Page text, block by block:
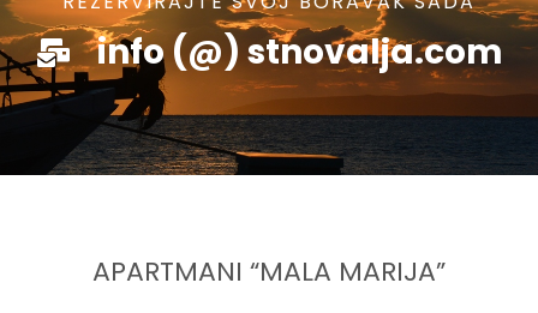
info (@) stnovalja.com
APARTMANI “MALA MARIJA”